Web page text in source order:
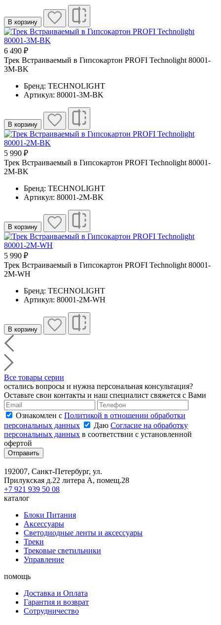
В корзину
6 490 ₽
Трек Встраиваемый в Гипсокартон PROFI Technolight 80001-
3M-BK
Бренд: TECHNOLIGHT
Артикул: 80001-3M-BK
В корзину
5 990 ₽
Трек Встраиваемый в Гипсокартон PROFI Technolight 80001-
2M-BK
Бренд: TECHNOLIGHT
Артикул: 80001-2M-BK
В корзину
5 990 ₽
Трек Встраиваемый в Гипсокартон PROFI Technolight 80001-
2M-WH
Бренд: TECHNOLIGHT
Артикул: 80001-2M-WH
В корзину
Все товары серии
остались вопросы и нужна персональная консультация?
Оставьте свои контакты и наш специалист свяжется с Вами
Ознакомлен с Политикой в отношении обработки
персональных данных
Даю Согласие на обработку
персональных данных в соответствии с установленной
офертой
Отправить
192007, Санкт-Петербург, ул.
Прилукская д.22 литера А, помещ.28
+7 921 939 50 08
каталог
Блоки Питания
Аксессуары
Светодиодные ленты и аксессуары
Треки
Трековые светильники
Управление
помощь
Доставка и Оплата
Гарантия и возврат
Сотрудничество